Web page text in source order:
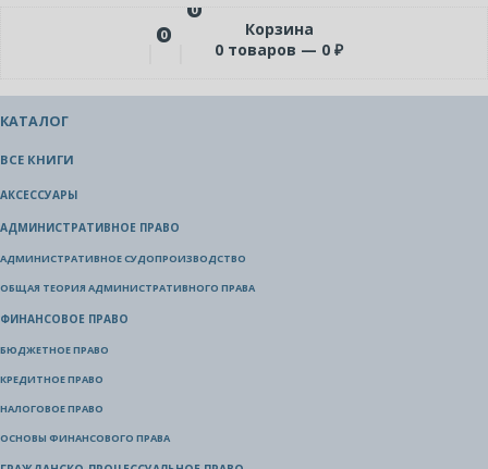
0
0
Корзина
0 товаров — 0 ₽
КАТАЛОГ
ВСЕ КНИГИ
АКСЕССУАРЫ
АДМИНИСТРАТИВНОЕ ПРАВО
АДМИНИСТРАТИВНОЕ СУДОПРОИЗВОДСТВО
ОБЩАЯ ТЕОРИЯ АДМИНИСТРАТИВНОГО ПРАВА
ФИНАНСОВОЕ ПРАВО
БЮДЖЕТНОЕ ПРАВО
КРЕДИТНОЕ ПРАВО
НАЛОГОВОЕ ПРАВО
ОСНОВЫ ФИНАНСОВОГО ПРАВА